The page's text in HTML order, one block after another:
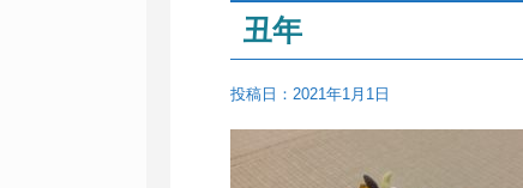
丑年
投稿日： 2021年1月1日